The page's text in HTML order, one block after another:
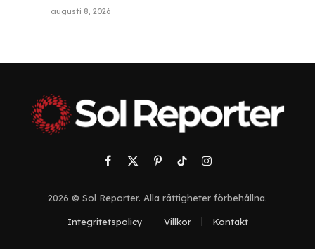
augusti 8, 2026
Facebook
X
(Twitter)
PinterestTikTokInstagram
2026 © Sol Reporter. Alla rättigheter förbehållna.
Integritetspolicy Villkor Kontakt